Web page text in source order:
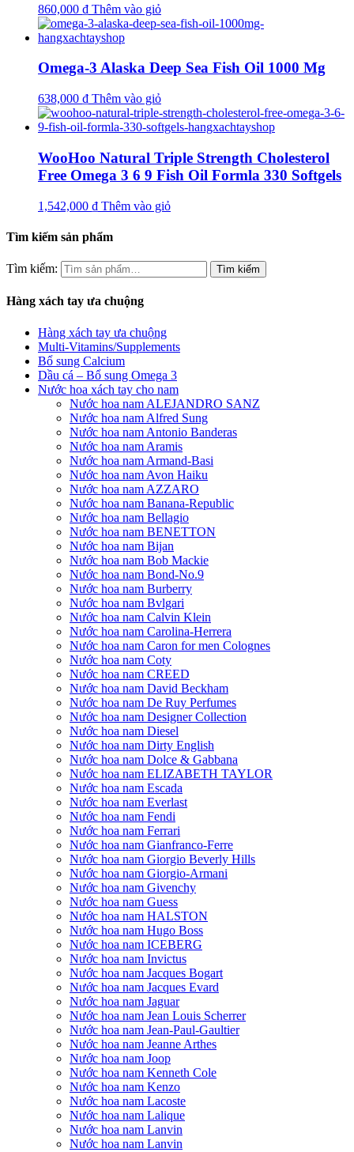
860,000 ₫ Thêm vào giỏ
Omega-3 Alaska Deep Sea Fish Oil 1000 Mg
638,000 ₫ Thêm vào giỏ
WooHoo Natural Triple Strength Cholesterol
Free Omega 3 6 9 Fish Oil Formla 330 Softgels
1,542,000 ₫ Thêm vào giỏ
Tìm kiếm sản phẩm
Tìm kiếm:
Hàng xách tay ưa chuộng
Hàng xách tay ưa chuộng
Multi-Vitamins/Supplements
Bổ sung Calcium
Dầu cá – Bổ sung Omega 3
Nước hoa xách tay cho nam
Nước hoa nam ALEJANDRO SANZ
Nước hoa nam Alfred Sung
Nước hoa nam Antonio Banderas
Nước hoa nam Aramis
Nước hoa nam Armand-Basi
Nước hoa nam Avon Haiku
Nước hoa nam AZZARO
Nước hoa nam Banana-Republic
Nước hoa nam Bellagio
Nước hoa nam BENETTON
Nước hoa nam Bijan
Nước hoa nam Bob Mackie
Nước hoa nam Bond-No.9
Nước hoa nam Burberry
Nước hoa nam Bvlgari
Nước hoa nam Calvin Klein
Nước hoa nam Carolina-Herrera
Nước hoa nam Caron for men Colognes
Nước hoa nam Coty
Nước hoa nam CREED
Nước hoa nam David Beckham
Nước hoa nam De Ruy Perfumes
Nước hoa nam Designer Collection
Nước hoa nam Diesel
Nước hoa nam Dirty English
Nước hoa nam Dolce & Gabbana
Nước hoa nam ELIZABETH TAYLOR
Nước hoa nam Escada
Nước hoa nam Everlast
Nước hoa nam Fendi
Nước hoa nam Ferrari
Nước hoa nam Gianfranco-Ferre
Nước hoa nam Giorgio Beverly Hills
Nước hoa nam Giorgio-Armani
Nước hoa nam Givenchy
Nước hoa nam Guess
Nước hoa nam HALSTON
Nước hoa nam Hugo Boss
Nước hoa nam ICEBERG
Nước hoa nam Invictus
Nước hoa nam Jacques Bogart
Nước hoa nam Jacques Evard
Nước hoa nam Jaguar
Nước hoa nam Jean Louis Scherrer
Nước hoa nam Jean-Paul-Gaultier
Nước hoa nam Jeanne Arthes
Nước hoa nam Joop
Nước hoa nam Kenneth Cole
Nước hoa nam Kenzo
Nước hoa nam Lacoste
Nước hoa nam Lalique
Nước hoa nam Lanvin
Nước hoa nam Lanvin